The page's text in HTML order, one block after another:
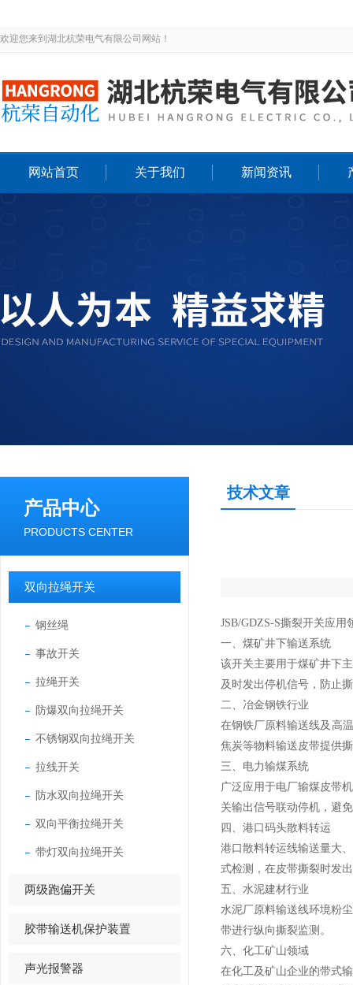
欢迎您来到湖北杭荣电气有限公司网站！
网站首页 关于我们 新闻资讯
产品中心
PRODUCTS CENTER
双向拉绳开关
钢丝绳
事故开关
拉绳开关
防爆双向拉绳开关
不锈钢双向拉绳开关
拉线开关
防水双向拉绳开关
双向平衡拉绳开关
带灯双向拉绳开关
两级跑偏开关
胶带输送机保护装置
声光报警器
技术文章
JSB/GDZS-S撕裂开关应用
一、煤矿井下输送系统
该开关主要用于煤矿井下
及时发出停机信号，防止
二、冶金钢铁行业
在钢铁厂原料输送线及高
焦炭等物料输送皮带提供
三、电力输煤系统
广泛应用于电厂输煤皮带
关输出信号联动停机，避
四、港口码头散料转运
港口散料转运线输送量大
式检测，在皮带撕裂时发
五、水泥建材行业
水泥厂原料输送线环境粉
带进行纵向撕裂监测。
六、化工矿山领域
在化工及矿山企业的带式